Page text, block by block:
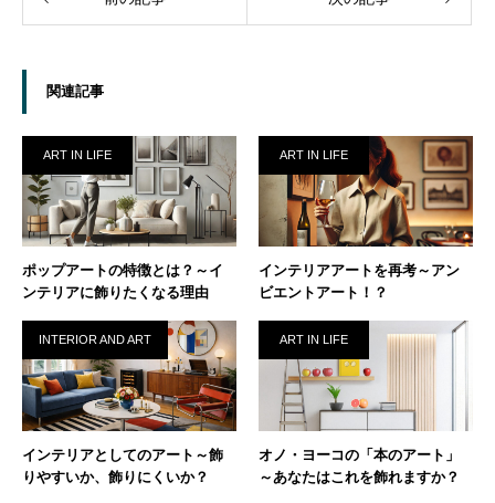
関連記事
ART IN LIFE
ポップアートの特徴とは？～イ
ンテリアに飾りたくなる理由
ART IN LIFE
インテリアアートを再考～アン
ビエントアート！？
INTERIOR AND ART
インテリアとしてのアート～飾
りやすいか、飾りにくいか？
ART IN LIFE
オノ・ヨーコの「本のアート」
～あなたはこれを飾れますか？